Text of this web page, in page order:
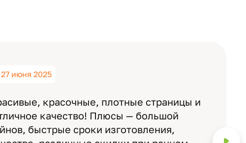
27 июня 2025
красочные, плотные страницы и
качество! Плюсы — большой
быстрые сроки изготовления,